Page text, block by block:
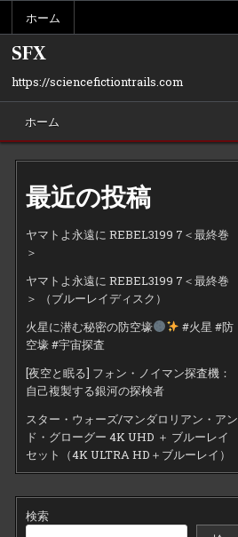
content
ホーム
SFX
https://sciencefictiontrails.com
ホーム
最近の投稿
ヤマトよ永遠に REBEL3199 7＜最終巻
＞
ヤマトよ永遠に REBEL3199 7＜最終巻
＞ （ブルーレイディスク）
火星に潜む秘密の防空壕
#火星 #防
空壕 #宇宙探査
[夜空と眠る] フォン・ノイマン探査機：
自己複製する銀河の探検者
スター・ウォーズ/マンダロリアン・アン
ド・グローグー 4K UHD ＋ ブルーレイ
セット（4K ULTRA HD＋ブルーレイ）
検索